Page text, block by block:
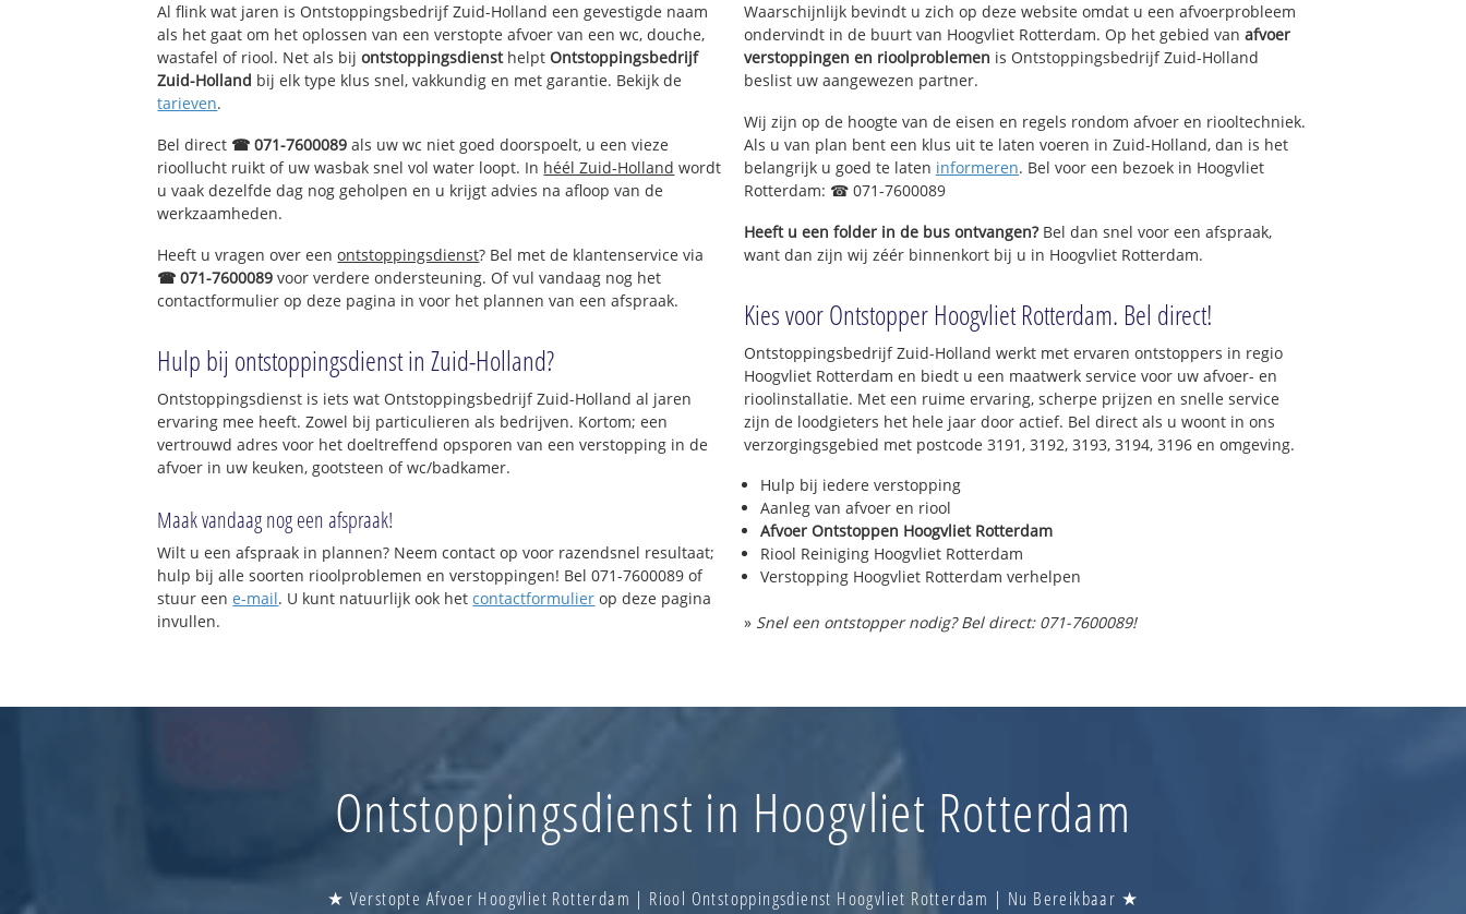
Al flink wat jaren is Ontstoppingsbedrijf Zuid-Holland een gevestigde naam
als het gaat om het oplossen van een verstopte afvoer van een wc, douche,
wastafel of riool. Net als bijontstoppingsdiensthelptOntstoppingsbedrijf
Zuid-Holland bij elk type klus snel, vakkundig en met garantie. Bekijk de
tarieven.
Bel direct ☎ 071-7600089 als uw wc niet goed doorspoelt, u een vieze
rioollucht ruikt of uw wasbak snel vol water loopt. In héél Zuid-Holland wordt
u vaak dezelfde dag nog geholpen en u krijgt advies na afloop van de
werkzaamheden.
Heeft u vragen over eenontstoppingsdienst? Bel met de klantenservice via
☎ 071-7600089 voor verdere ondersteuning. Of vul vandaag nog het
contactformulier op deze pagina in voor het plannen van een afspraak.
Hulp bij ontstoppingsdienst in Zuid-Holland?
Ontstoppingsdienst is iets wat Ontstoppingsbedrijf Zuid-Holland al jaren
ervaring mee heeft. Zowel bij particulieren als bedrijven. Kortom; een
vertrouwd adres voor het doeltreffend opsporen van een verstopping in de
afvoer in uw keuken, gootsteen of wc/badkamer.
Maak vandaag nog een afspraak!
Wilt u een afspraak in plannen? Neem contact op voor razendsnel resultaat;
hulp bij alle soorten rioolproblemen en verstoppingen! Bel 071-7600089 of
stuur eene-mail. U kunt natuurlijk ook hetcontactformulier op deze pagina
invullen.
Waarschijnlijk bevindt u zich op deze website omdat u een afvoerprobleem
ondervindt in de buurt van Hoogvliet Rotterdam. Op het gebied van afvoer
verstoppingen en rioolproblemen is Ontstoppingsbedrijf Zuid-Holland
beslist uw aangewezen partner.
Wij zijn op de hoogte van de eisen en regels rondom afvoer en riooltechniek.
Als u van plan bent een klus uit te laten voeren in Zuid-Holland, dan is het
belangrijk u goed te laten informeren. Bel voor een bezoek in Hoogvliet
Rotterdam: ☎ 071-7600089
Heeft u een folder in de bus ontvangen?Bel dan snel voor een afspraak,
want dan zijn wij zéér binnenkort bij u in Hoogvliet Rotterdam.
Kies voor Ontstopper Hoogvliet Rotterdam. Bel direct!
Ontstoppingsbedrijf Zuid-Holland werkt met ervaren ontstoppers in regio
Hoogvliet Rotterdam en biedt u een maatwerk service voor uw afvoer- en
rioolinstallatie. Met een ruime ervaring, scherpe prijzen en snelle service
zijn de loodgieters het hele jaar door actief. Bel direct als u woont in ons
verzorgingsgebied met postcode 3191, 3192, 3193, 3194, 3196 en omgeving.
Hulp bij iedere verstopping
Aanleg van afvoer en riool
Afvoer Ontstoppen Hoogvliet Rotterdam
Riool Reiniging Hoogvliet Rotterdam
Verstopping Hoogvliet Rotterdam verhelpen
» Snel een ontstopper nodig? Bel direct: 071-7600089!
Ontstoppingsdienst in Hoogvliet Rotterdam
★ Verstopte Afvoer Hoogvliet Rotterdam | Riool Ontstoppingsdienst Hoogvliet Rotterdam | Nu Bereikbaar ★